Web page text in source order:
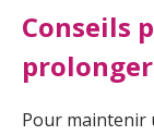
Conseils
Pour maintenir